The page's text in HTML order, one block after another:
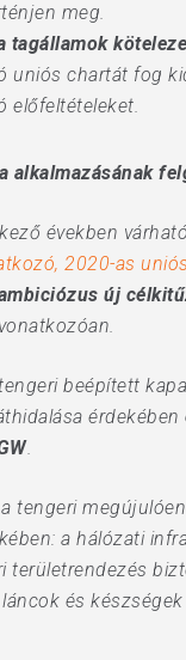
meg.
tagállamok
uniós chartát fog
előfeltételeket.
alkalmazásának
években
2020-as
új
beépített
érdekében
.
tengeri
a hálózati
területrendezés
és